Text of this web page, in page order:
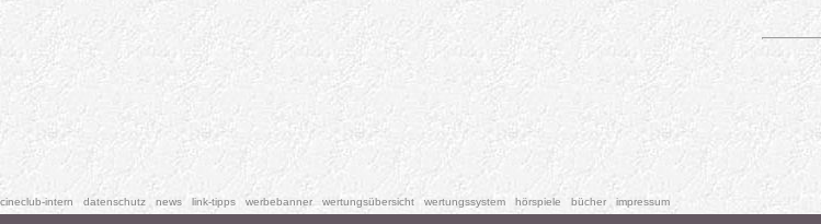
cineclub-intern datenschutz news link-tipps werbebanner wertungsübersicht wertungssystem hörspiele bücher impressum